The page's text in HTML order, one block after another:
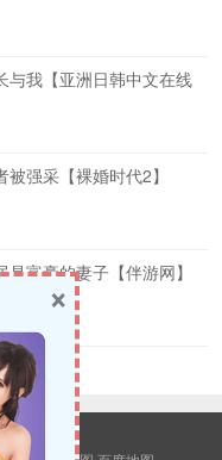
与我【亚洲日韩中文在线
被强采【裸婚时代2】
富豪的妻子【伴游网】
×